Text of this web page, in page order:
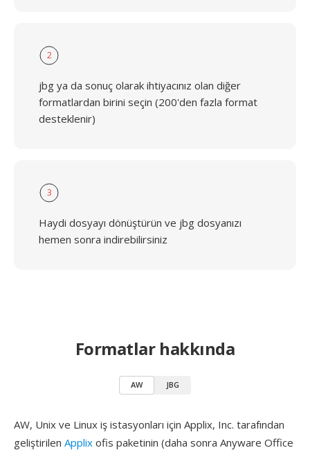
2
jbg ya da sonuç olarak ihtiyacınız olan diğer
formatlardan birini seçin (200'den fazla format
desteklenir)
3
Haydi dosyayı dönüştürün ve jbg dosyanızı
hemen sonra indirebilirsiniz
Formatlar hakkında
AW JBG
AW, Unix ve Linux iş istasyonları için Applix, Inc. tarafından
geliştirilen Applix ofis paketinin (daha sonra Anyware Office